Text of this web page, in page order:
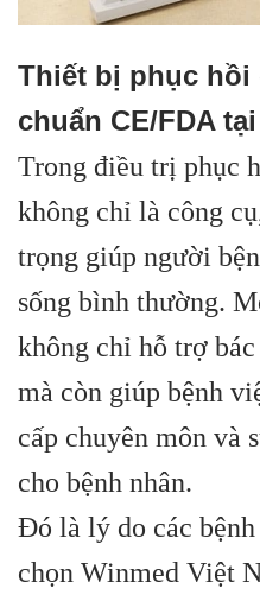
Thiết bị phục hồi
chuẩn CE/FDA
Trong điều trị phục
không chỉ là công
trọng giúp người
sống bình thường.
không chỉ hỗ trợ
mà còn giúp bệnh
cấp chuyên môn và
cho bệnh nhân.
Đó là lý do các bệnh
chọn Winmed Việt